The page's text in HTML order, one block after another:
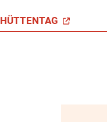
HÜTTENTAG